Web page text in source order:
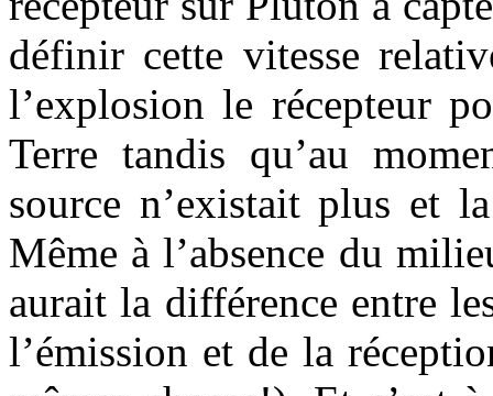
définir cette vitesse
l’explosion le récepteur
Terre tandis qu’au
source n’existait plus et
Même à l’absence du
aurait la différence entre
l’émission et de la